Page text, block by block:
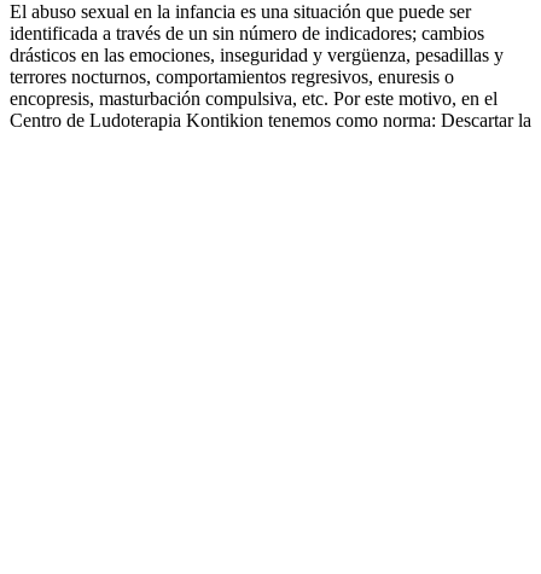
El abuso sexual en la infancia es una situación que puede ser
identificada a través de un sin número de indicadores; cambios
drásticos en las emociones, inseguridad y vergüenza, pesadillas y
terrores nocturnos, comportamientos regresivos, enuresis o
encopresis, masturbación compulsiva, etc. Por este motivo, en el
Centro de Ludoterapia Kontikion tenemos como norma: Descartar la